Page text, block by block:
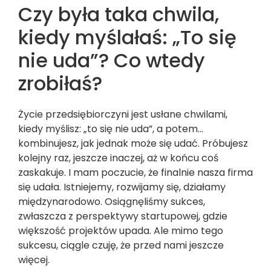
Czy była taka chwila,
kiedy myślałaś: „To się
nie uda”? Co wtedy
zrobiłaś?
Życie przedsiębiorczyni jest usłane chwilami,
kiedy myślisz: „to się nie uda”, a potem…
kombinujesz, jak jednak może się udać. Próbujesz
kolejny raz, jeszcze inaczej, aż w końcu coś
zaskakuje. I mam poczucie, że finalnie nasza firma
się udała. Istniejemy, rozwijamy się, działamy
międzynarodowo. Osiągnęliśmy sukces,
zwłaszcza z perspektywy startupowej, gdzie
większość projektów upada. Ale mimo tego
sukcesu, ciągle czuję, że przed nami jeszcze
więcej.